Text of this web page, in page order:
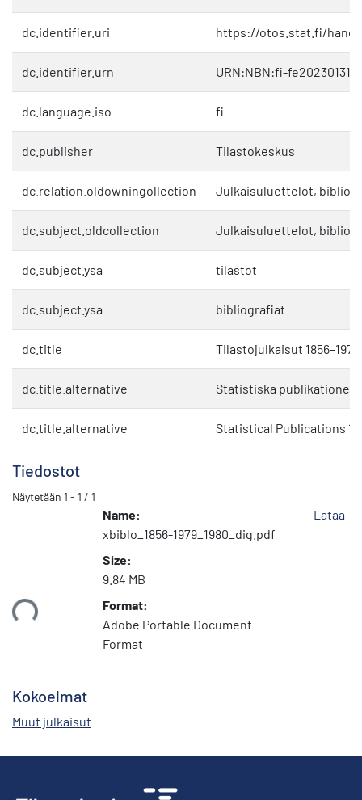
dc.identifier.uri https://otos.stat.fi/
dc.identifier.urn URN:NBN:fi-
dc.language.iso fi
dc.publisher Tilastokeskus
dc.relation.oldowningollection Julkaisuluettelot,
dc.subject.oldcollection Julkaisuluettelot,
dc.subject.ysa tilastot
dc.subject.ysa bibliografiat
dc.title Tilastojulkaisut 1856–1979
dc.title.alternative Statistiska publikationer
dc.title.alternative Statistical Publications
Tiedostot
Näytetään 1 - 1 / 1
Name:
xbiblo_1856-1979_1980_dig.pdf
Size:
9.84 MB
Format:
Adobe Portable Document
Format
Lataa
Kokoelmat
Muut julkaisut